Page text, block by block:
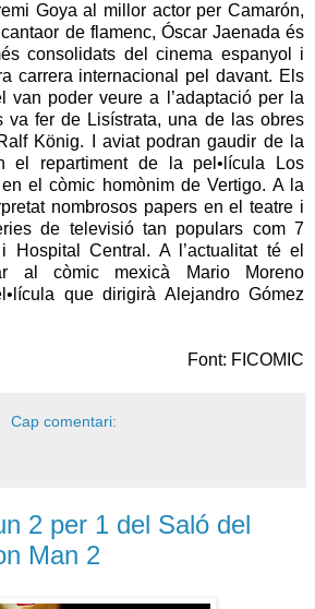
Goya al millor actor per Camarón,
de flamenc, Óscar Jaenada és
consolidats del cinema espanyol i
carrera internacional pel davant. Els
van poder veure a l’adaptació per la
va fer de Lisístrata, una de las obres
König. I aviat podran gaudir de la
el repartiment de la pel•lícula Los
el còmic homònim de Vertigo. A la
nombrosos papers en el teatre i
de televisió tan populars com 7
Hospital Central. A l’actualitat té el
al còmic mexicà Mario Moreno
que dirigirà Alejandro Gómez
Font: FICOMIC
Cap comentari:
2 per 1 del Saló del
Man 2